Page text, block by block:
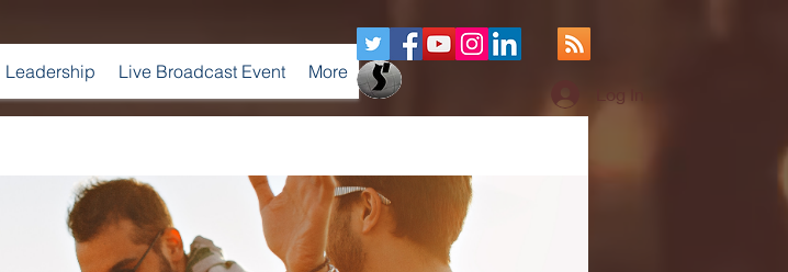
Leadership Live Broadcast Event More
Log In